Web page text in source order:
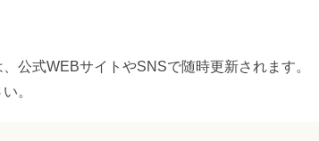
公式WEBサイトやSNSで随時更新されます。
。